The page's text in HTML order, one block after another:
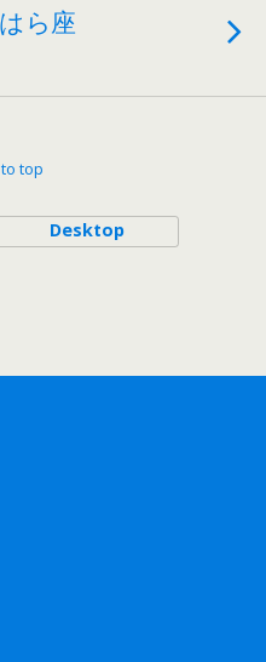
ら座
top
Desktop